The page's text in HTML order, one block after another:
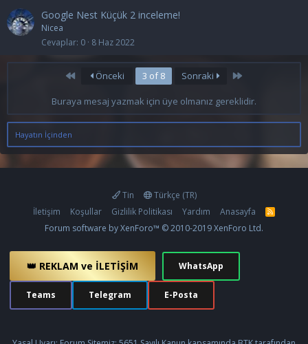
Google Nest Küçük 2 inceleme!
Nicea
Cevaplar 0 8 Haz 2022
First Önceki 3 of 8 Sonraki Last
Buraya mesaj yazmak için üye olmanız gereklidir.
Hayatın İçinden
Tin
Türkçe (TR)
İletişim
Koşullar Gizlilik Politikası Yardım Anasayfa
R
S
Forum software by XenForo™ © 2010-2019 XenForo Ltd.
👑 REKLAM ve İLETİŞİM WhatsApp
Teams Telegram E-Posta